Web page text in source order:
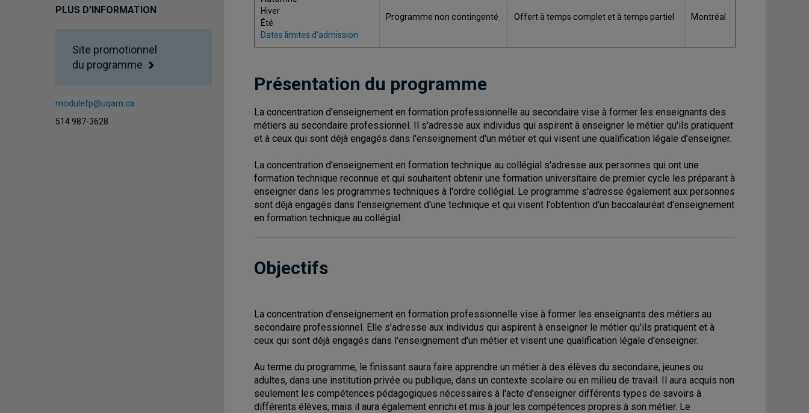
PLUS D'INFORMATION
Site promotionnel
du programme
modulefp@uqam.ca
514 987-3628
Hiver
Été
Dates limites d'admission
Programme non contingenté Offert à temps complet et à temps partiel Montréal
Présentation du programme
La concentration d'enseignement en formation professionnelle au secondaire vise à former les enseignants des
métiers au secondaire professionnel. Il s'adresse aux individus qui aspirent à enseigner le métier qu'ils pratiquent
et à ceux qui sont déjà engagés dans l'enseignement d'un métier et qui visent une qualification légale d'enseigner.
La concentration d'enseignement en formation technique au collégial s'adresse aux personnes qui ont une
formation technique reconnue et qui souhaitent obtenir une formation universitaire de premier cycle les préparant à
enseigner dans les programmes techniques à l'ordre collégial. Le programme s'adresse également aux personnes
sont déjà engagés dans l'enseignement d'une technique et qui visent l'obtention d'un baccalauréat d'enseignement
en formation technique au collégial.
Objectifs
La concentration d'enseignement en formation professionnelle vise à former les enseignants des métiers au
secondaire professionnel. Elle s'adresse aux individus qui aspirent à enseigner le métier qu'ils pratiquent et à
ceux qui sont déjà engagés dans l'enseignement d'un métier et visent une qualification légale d'enseigner.
Au terme du programme, le finissant saura faire apprendre un métier à des élèves du secondaire, jeunes ou
adultes, dans une institution privée ou publique, dans un contexte scolaire ou en milieu de travail. Il aura acquis non
seulement les compétences pédagogiques nécessaires à l'acte d'enseigner différents types de savoirs à
différents élèves, mais il aura également enrichi et mis à jour les compétences propres à son métier. Le